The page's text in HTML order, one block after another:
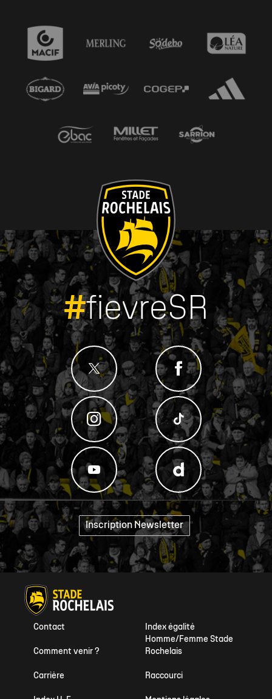
#fievreSR
Inscription Newsletter "
Index égalité
Homme/Femme Stade
Rochelais
Contact
Comment venir ?
Raccourci
Carrière